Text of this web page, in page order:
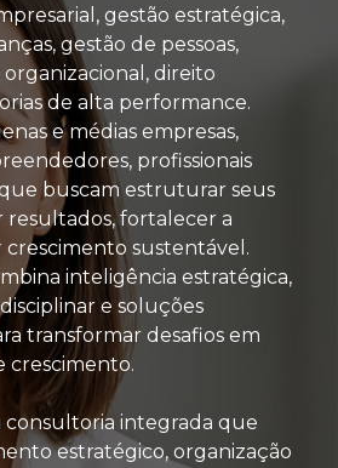
gestão estratégica,
gestão de pessoas,
direito
de alta performance.
e médias empresas,
profissionais
que buscam estruturar seus
resultados, fortalecer a
crescimento sustentável.
inteligência estratégica,
e soluções
transformar desafios em
crescimento.
consultoria integrada que
estratégico, organização